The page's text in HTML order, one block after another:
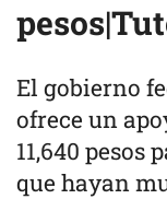
El gobierno
ofrece un
11,640 pesos
que hayan